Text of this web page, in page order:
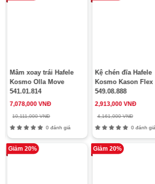
Mâm xoay trái Hafele
Kosmo Olla Move
541.01.814
7,078,000 VNĐ
10,111,000 VNĐ
0 đánh giá
Kệ chén đĩa Hafele
Kosmo Kason Flex
549.08.888
2,913,000 VNĐ
4,161,000 VNĐ
0 đánh giá
Giảm 20% Giảm 20%